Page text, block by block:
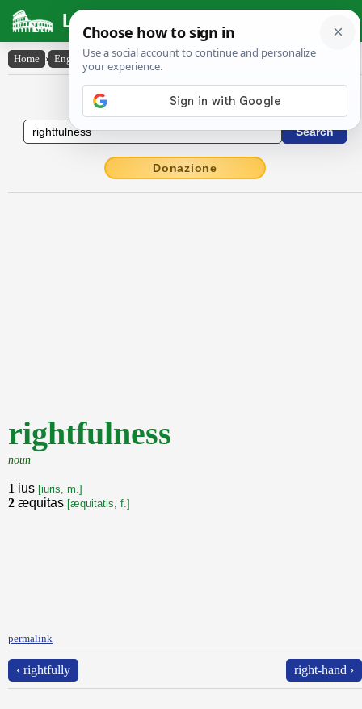
Latin Dictionary
Home › English-Latin › rightfulness
English to Latin Dictionary
Donazione
rightfulness
noun
1 ius [iuris, m.]
2 æquitas [æquitatis, f.]
permalink
‹ rightfully right-hand ›